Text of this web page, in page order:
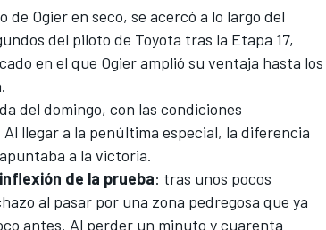
Ogier en seco, se acercó a lo largo del
del piloto de Toyota tras la Etapa 17,
en el que Ogier amplió su ventaja hasta los
del domingo, con las condiciones
llegar a la penúltima especial, la diferencia
a la victoria.
de la prueba: tras unos pocos
al pasar por una zona pedregosa que ya
antes. Al perder un minuto y cuarenta